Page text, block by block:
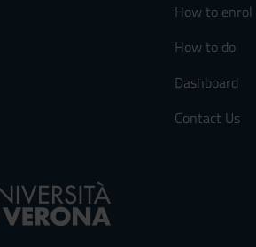
How to enrol
How to do
Dashboard
Contact Us